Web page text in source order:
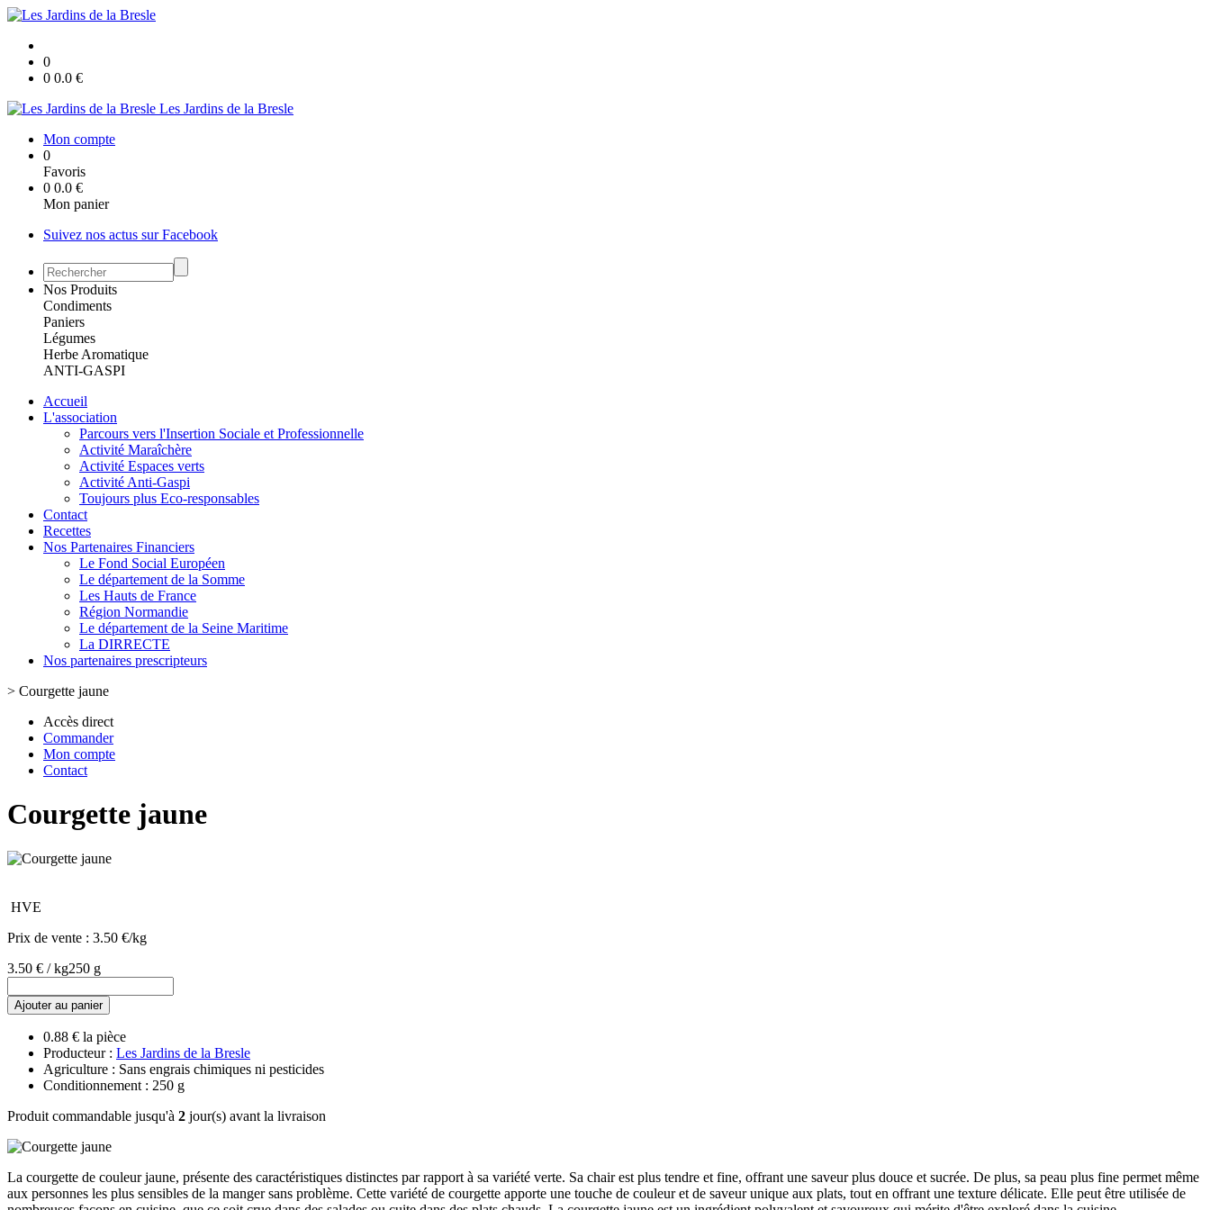
0
0 0.0 €
Les Jardins de la Bresle
Mon compte
0
Favoris
0 0.0 €
Mon panier
Suivez nos actus sur Facebook
Nos Produits
Condiments
Paniers
Légumes
Herbe Aromatique
ANTI-GASPI
Accueil
L'association
Parcours vers l'Insertion Sociale et Professionnelle
Activité Maraîchère
Activité Espaces verts
Activité Anti-Gaspi
Toujours plus Eco-responsables
Contact
Recettes
Nos Partenaires Financiers
Le Fond Social Européen
Le département de la Somme
Les Hauts de France
Région Normandie
Le département de la Seine Maritime
La DIRRECTE
Nos partenaires prescripteurs
> Courgette jaune
Accès direct
Commander
Mon compte
Contact
Courgette jaune
HVE
Prix de vente : 3.50 €/kg
3.50 € / kg250 g
Ajouter au panier
0.88 € la pièce
Producteur : Les Jardins de la Bresle
Agriculture : Sans engrais chimiques ni pesticides
Conditionnement : 250 g
Produit commandable jusqu'à 2 jour(s) avant la livraison
La courgette de couleur jaune, présente des caractéristiques distinctes par rapport à sa variété verte. Sa chair est plus tendre et fine, offrant une saveur plus douce et sucrée. De plus, sa peau plus fine permet même
aux personnes les plus sensibles de la manger sans problème. Cette variété de courgette apporte une touche de couleur et de saveur unique aux plats, tout en offrant une texture délicate. Elle peut être utilisée de